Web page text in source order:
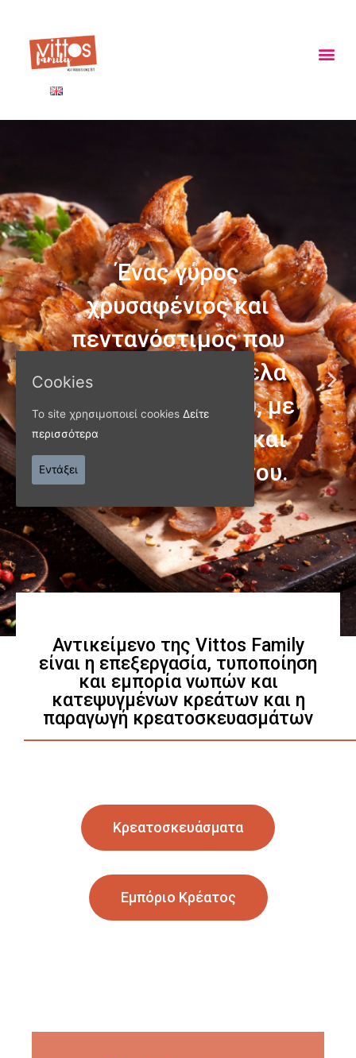
ΠΑΝΩ ΑΠΟ 40 ΧΡΟΝΙΑ
Παράγουμε προϊόντα
εξαιρετικής
ποιότητας
Αντικείμενο της Vittos Family
είναι η επεξεργασία, τυποποίηση
και εμπορία νωπών και
κατεψυγμένων κρεάτων και η
παραγωγή κρεατοσκευασμάτων
Κρεατοσκευάσματα
Εμπόριο Κρέατος
Cookies
Το site χρησιμοποιεί cookies Δείτε
περισσότερα
Εντάξει